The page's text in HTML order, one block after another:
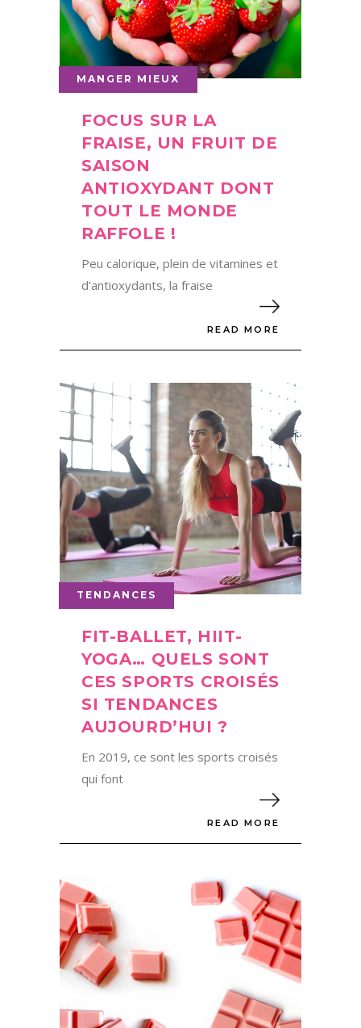
MANGER MIEUX
FOCUS SUR LA
FRAISE, UN FRUIT DE
SAISON
ANTIOXYDANT DONT
TOUT LE MONDE
RAFFOLE !
Peu calorique, plein de vitamines et
d’antioxydants, la fraise
READ MORE
TENDANCES
FIT-BALLET, HIIT-
YOGA… QUELS SONT
CES SPORTS CROISÉS
SI TENDANCES
AUJOURD’HUI ?
En 2019, ce sont les sports croisés
qui font
READ MORE